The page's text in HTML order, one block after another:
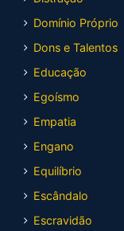
Domínio Próprio
Dons e Talentos
Educação
Egoísmo
Empatia
Engano
Equilíbrio
Escândalo
Escravidão